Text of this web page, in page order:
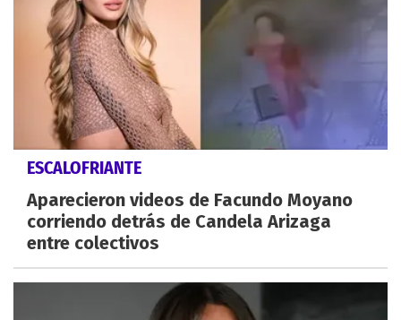
ESCALOFRIANTE
Aparecieron videos de Facundo Moyano
corriendo detrás de Candela Arizaga
entre colectivos